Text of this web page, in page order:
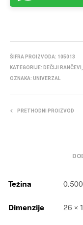
ŠIFRA PROIZVODA: 105013
KATEGORIJE: DEČIJI RANČEVI
OZNAKA: UNIVERZAL
PRETHODNI PROIZVOD
Težina
Dimenzije 26 ×